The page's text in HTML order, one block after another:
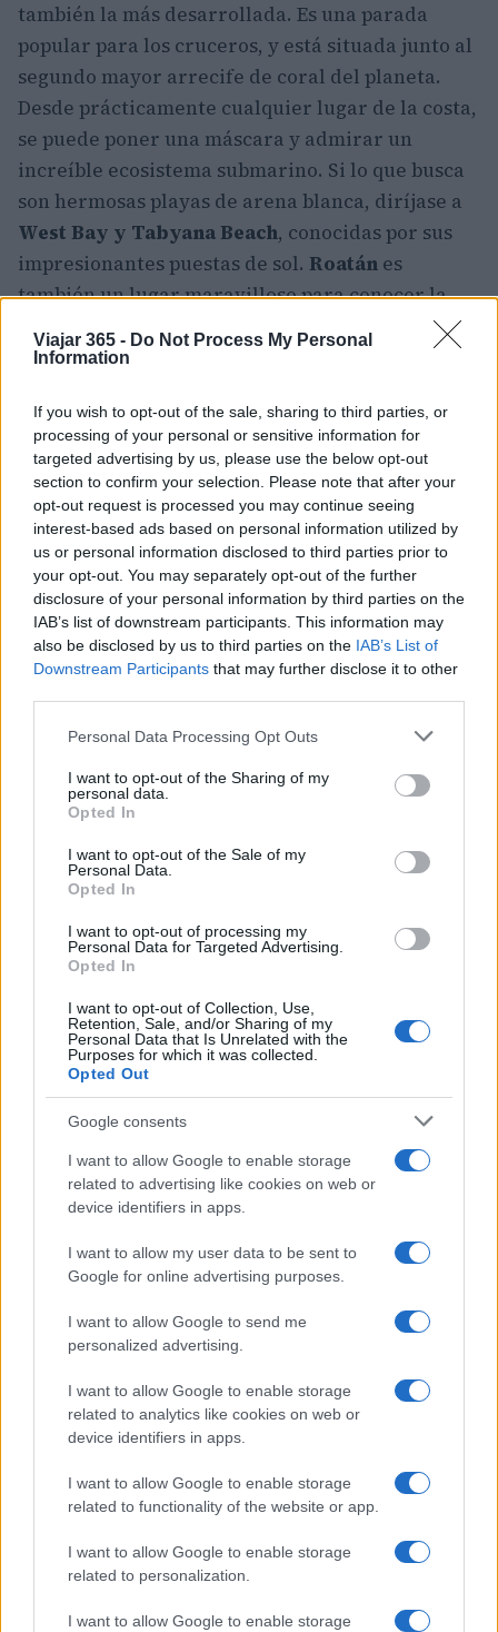
Viajar 365 - Do Not Process My Personal
Information
If you wish to opt-out of the sale, sharing to third parties, or
processing of your personal or sensitive information for
targeted advertising by us, please use the below opt-out
section to confirm your selection. Please note that after your
opt-out request is processed you may continue seeing
interest-based ads based on personal information utilized by
us or personal information disclosed to third parties prior to
your opt-out. You may separately opt-out of the further
disclosure of your personal information by third parties on the
IAB’s list of downstream participants. This information may
also be disclosed by us to third parties on the IAB’s List of
Downstream Participants that may further disclose it to other
Please note that this website/app uses one or more Google
not limited to your visit or usage behaviour. You may click to
grant or deny consent to Google and its third-party tags to
use your data for below specified purposes in below Google
consent section.
Personal Data Processing Opt Outs
I want to opt-out of the Sharing of my
personal data.
Opted In
I want to opt-out of the Sale of my
Personal Data.
Opted In
I want to opt-out of processing my
Personal Data for Targeted Advertising.
Opted In
I want to opt-out of Collection, Use,
Retention, Sale, and/or Sharing of my
Personal Data that Is Unrelated with the
Purposes for which it was collected.
Opted Out
Google consents
I want to allow Google to enable storage
related to advertising like cookies on web or
device identifiers in apps.
I want to allow my user data to be sent to
Google for online advertising purposes.
I want to allow Google to send me
personalized advertising.
I want to allow Google to enable storage
related to analytics like cookies on web or
device identifiers in apps.
I want to allow Google to enable storage
related to functionality of the website or app.
I want to allow Google to enable storage
related to personalization.
I want to allow Google to enable storage
también la más desarrollada. Es una parada
popular para los cruceros, y está situada junto al
segundo mayor arrecife de coral del planeta.
Desde prácticamente cualquier lugar de la costa,
se puede poner una máscara y admirar un
increíble ecosistema submarino. Si lo que busca
son hermosas playas de arena blanca, diríjase a
West Bay y Tabyana Beach, conocidas por sus
impresionantes puestas de sol. Roatán es
también un lugar maravilloso para conocer la
cultura garífuna local
, y las excursiones guiadas
le permitirán visitar las aldeas garífunas y
submarinismo, el senderismo y el kayak son
pasatiempos populares en Roatán.
AUTOR
Redacción Viajar365.com
MUNDO
Explorando el Karoo: Aventuras y Sabores en
Lucía Marín · 8 Ago 2026